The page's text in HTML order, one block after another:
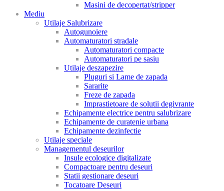
Masini de decopertat/stripper
Mediu
Utilaje Salubrizare
Autogunoiere
Automaturatori stradale
Automaturatori compacte
Automaturatori pe sasiu
Utilaje deszapezire
Pluguri si Lame de zapada
Sararite
Freze de zapada
Imprastietoare de solutii degivrante
Echipamente electrice pentru salubrizare
Echipamente de curatenie urbana
Echipamente dezinfectie
Utilaje speciale
Managementul deseurilor
Insule ecologice digitalizate
Compactoare pentru deseuri
Statii gestionare deseuri
Tocatoare Deseuri